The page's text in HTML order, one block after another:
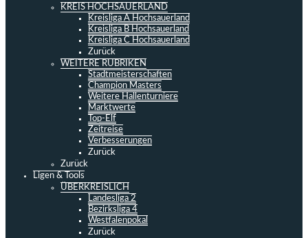
KREIS HOCHSAUERLAND
Kreisliga A Hochsauerland
Kreisliga B Hochsauerland
Kreisliga C Hochsauerland
Zurück
WEITERE RUBRIKEN
Stadtmeisterschaften
Champion Masters
Weitere Hallenturniere
Marktwerte
Top-Elf
Zeitreise
Verbesserungen
Zurück
Zurück
Ligen & Tools
ÜBERKREISLICH
Landesliga 2
Bezirksliga 4
Westfalenpokal
Zurück